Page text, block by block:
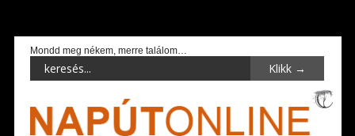
Mondd meg nékem, merre találom…